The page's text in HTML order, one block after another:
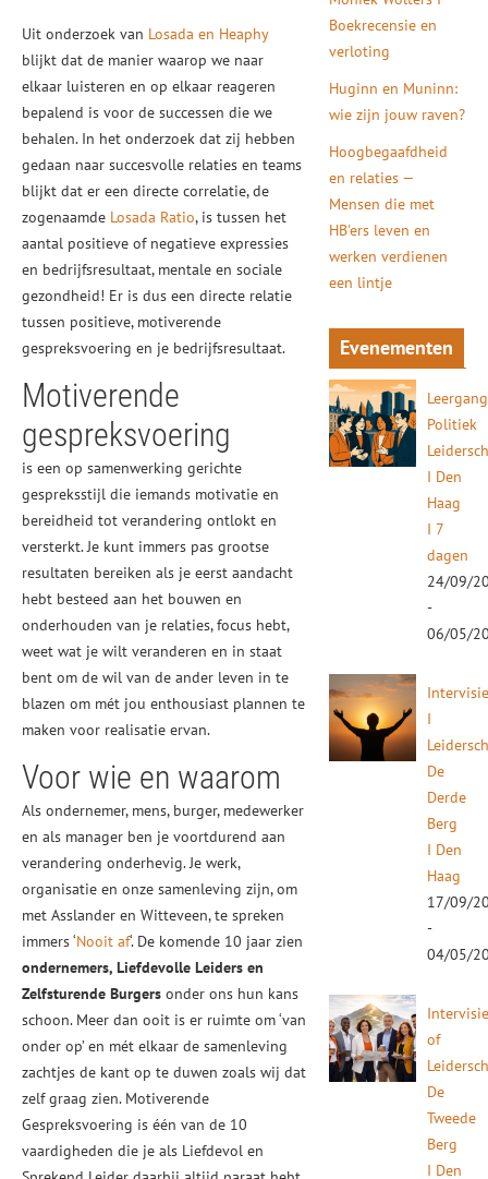
Uit onderzoek van Losada en Heaphy
blijkt dat de manier waarop we naar
elkaar luisteren en op elkaar reageren
bepalend is voor de successen die we
behalen. In het onderzoek dat zij hebben
gedaan naar succesvolle relaties en teams
blijkt dat er een directe correlatie, de
zogenaamde Losada Ratio, is tussen het
aantal positieve of negatieve expressies
en bedrijfsresultaat, mentale en sociale
gezondheid! Er is dus een directe relatie
tussen positieve, motiverende
gespreksvoering en je bedrijfsresultaat.
Motiverende
gespreksvoering
is een op samenwerking gerichte
gespreksstijl die iemands motivatie en
bereidheid tot verandering ontlokt en
versterkt. Je kunt immers pas grootse
resultaten bereiken als je eerst aandacht
hebt besteed aan het bouwen en
onderhouden van je relaties, focus hebt,
weet wat je wilt veranderen en in staat
bent om de wil van de ander leven in te
blazen om mét jou enthousiast plannen te
maken voor realisatie ervan.
Voor wie en waarom
Als ondernemer, mens, burger, medewerker
en als manager ben je voortdurend aan
verandering onderhevig. Je werk,
organisatie en onze samenleving zijn, om
met Asslander en Witteveen, te spreken
immers ‘Nooit af‘. De komende 10 jaar zien
ondernemers, Liefdevolle Leiders en
Zelfsturende Burgers onder ons hun kans
schoon. Meer dan ooit is er ruimte om ‘van
onder op’ en mét elkaar de samenleving
zachtjes de kant op te duwen zoals wij dat
zelf graag zien. Motiverende
Gespreksvoering is één van de 10
vaardigheden die je als Liefdevol en
Boekrecensie en
verloting
Huginn en Muninn:
wie zijn jouw raven?
Hoogbegaafdheid
en relaties —
Mensen die met
HB'ers leven en
werken verdienen
een lintje
Evenementen
Leergang
Politiek
I Den
Haag
I 7
dagen
24/09/
-
06/05/
I
De
Derde
Berg
I Den
Haag
17/09/
-
04/05/
of
De
Tweede
Berg
I Den